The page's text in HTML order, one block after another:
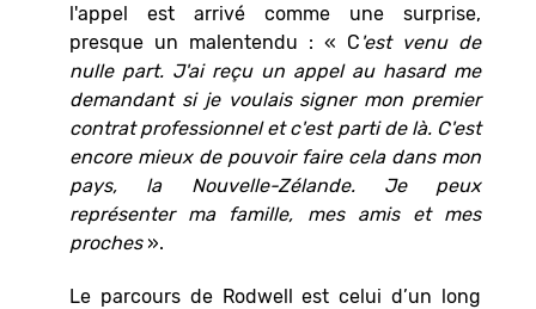
l'appel est arrivé comme une surprise,
presque un malentendu : « C 'est venu de
nulle part. J'ai reçu un appel au hasard me
demandant si je voulais signer mon premier
contrat professionnel et c'est parti de là. C'est
encore mieux de pouvoir faire cela dans mon
pays, la Nouvelle-Zélande. Je peux
représenter ma famille, mes amis et mes
proches ».
Le parcours de Rodwell est celui d’un long